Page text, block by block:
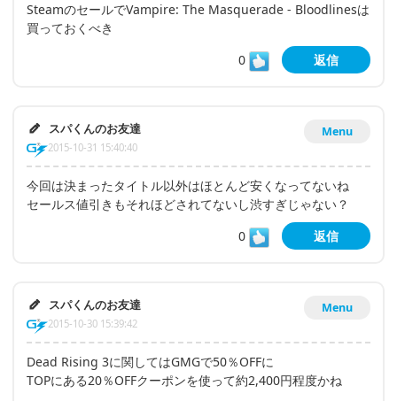
SteamのセールでVampire: The Masquerade - Bloodlinesは
買っておくべき
0
返信
Menu
スパくんのお友達
2015-10-31 15:40:40
今回は決まったタイトル以外はほとんど安くなってないね
セールス値引きもそれほどされてないし渋すぎじゃない？
0
返信
Menu
スパくんのお友達
2015-10-30 15:39:42
Dead Rising 3に関してはGMGで50％OFFに
TOPにある20％OFFクーポンを使って約2,400円程度かね